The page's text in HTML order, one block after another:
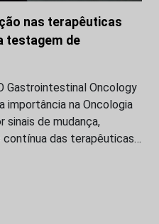
nas terapêuticas
testagem de
Gastrointestinal Oncology
importância na Oncologia
sinais de mudança,
contínua das terapêuticas…